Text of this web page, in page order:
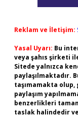
Reklam ve İletişim:
Yasal Uyarı: Bu
veya şahıs şirketi
Sitede yalnızca
paylaşılmaktadır.
taşımamakta
paylaşım
benzerlikleri
taslak halindedir